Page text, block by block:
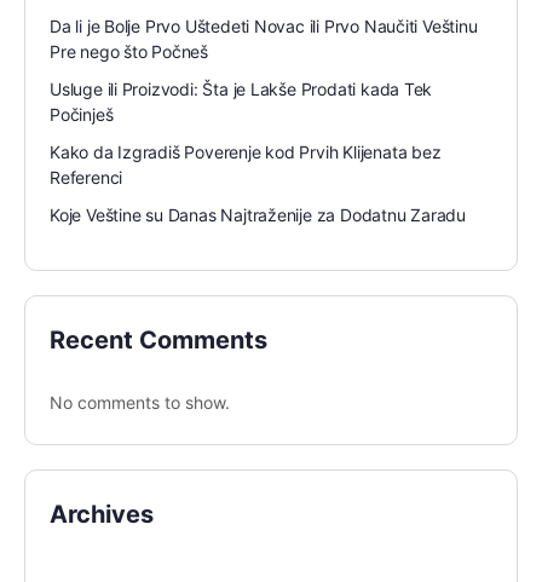
Da li je Bolje Prvo Uštedeti Novac ili Prvo Naučiti Veštinu
Pre nego što Počneš
Usluge ili Proizvodi: Šta je Lakše Prodati kada Tek
Počinješ
Kako da Izgradiš Poverenje kod Prvih Klijenata bez
Referenci
Koje Veštine su Danas Najtraženije za Dodatnu Zaradu
Recent Comments
No comments to show.
Archives